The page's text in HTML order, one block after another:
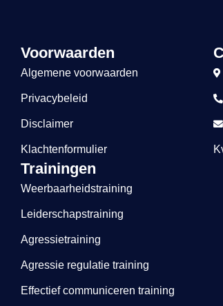
Voorwaarden
Algemene voorwaarden
Privacybeleid
Disclaimer
Klachtenformulier
Trainingen
Weerbaarheidstraining
Leiderschapstraining
Agressietraining
Agressie regulatie training
Effectief communiceren training